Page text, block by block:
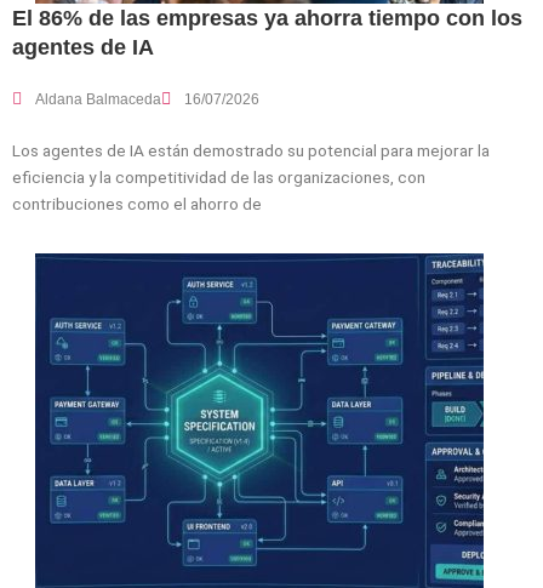
El 86% de las empresas ya ahorra tiempo con los
agentes de IA
Aldana Balmaceda 16/07/2026
Los agentes de IA están demostrado su potencial para mejorar la
eficiencia y la competitividad de las organizaciones, con
contribuciones como el ahorro de